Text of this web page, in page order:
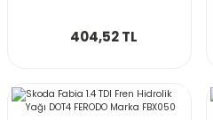
404,52 TL